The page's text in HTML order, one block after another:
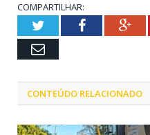
COMPARTILHAR:
TwitterFacebook
Email
CONTEÚDO RELACIONADO